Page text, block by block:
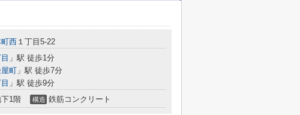
西 １丁目5-22
」駅 徒歩1分
町 」駅 徒歩7分
」駅 徒歩9分
1階 構造 鉄筋コンクリート